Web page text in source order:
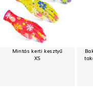
Mintás kerti kesztyű
XS